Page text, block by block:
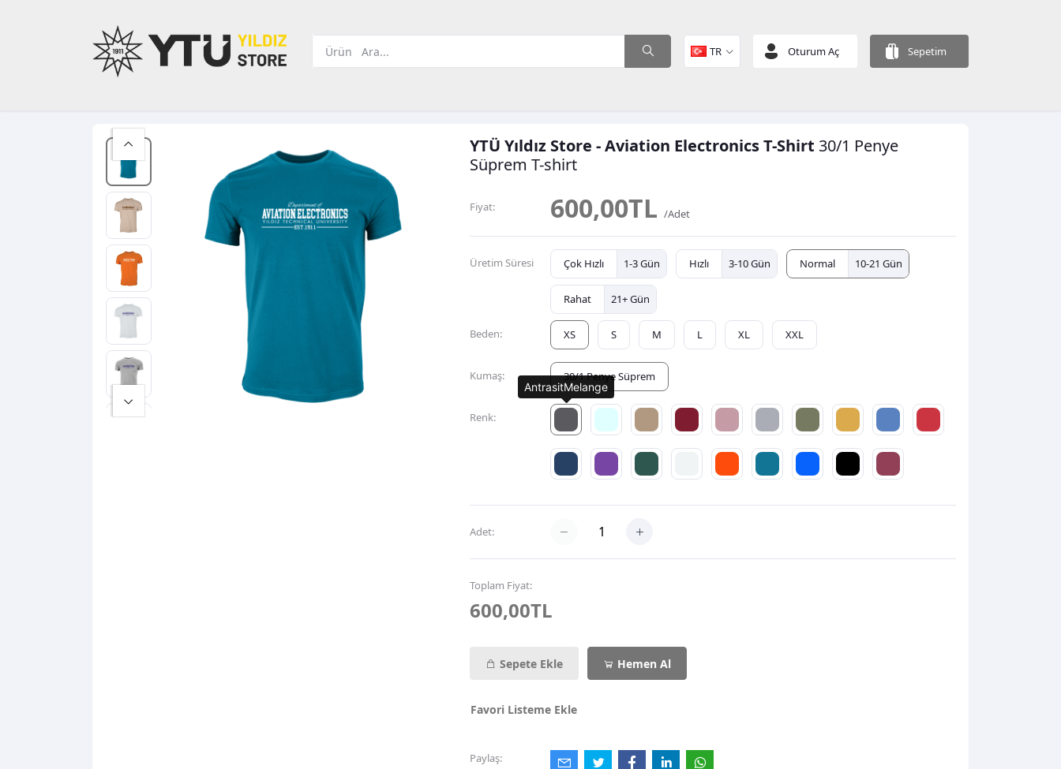
TR Oturum Aç Sepetim
YTÜ Yıldız Store - Aviation Electronics T-Shirt 30/1 Penye
Süprem T-shirt
Fiyat: 600,00TL/Adet
Üretim Süresi Çok Hızlı 1-3 Gün Hızlı 3-10 Gün Normal 10-21 Gün
Rahat 21+ Gün
Beden: XS S M L XL XXL
Kumaş: 30/1 Penye Süprem
Renk:
Adet:
Toplam Fiyat:
600,00TL
Sepete Ekle Hemen Al
Favori Listeme Ekle
Paylaş:
AntrasitMelange